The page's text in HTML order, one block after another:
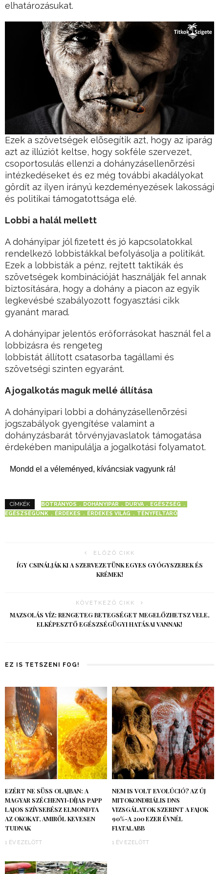
elhatározásukat.
Ezek a szövetségek elõsegítik azt, hogy az iparág
azt az illúziót keltse, hogy sokféle szervezet,
csoportosulás ellenzi a dohányzásellenõrzési
intézkedéseket és ez még további akadályokat
gördít az ilyen irányú kezdeményezések lakossági
és politikai támogatottsága elé.
Lobbi a halál mellett
A dohányipar jól fizetett és jó kapcsolatokkal
rendelkező lobbistákkal befolyásolja a politikát.
Ezek a lobbisták a pénz, rejtett taktikák és
szövetségek kombinációját használják fel annak
biztosítására, hogy a dohány a piacon az egyik
legkevésbé szabályozott fogyasztási cikk
gyanánt marad.
A dohányipar jelentős erőforrásokat használ fel a
lobbizásra és rengeteg
lobbistát állított csatasorba tagállami és
szövetségi szinten egyaránt.
A jogalkotás maguk mellé állítása
A dohányipari lobbi a dohányzásellenõrzési
jogszabályok gyengítése valamint a
dohányzásbarát törvényjavaslatok támogatása
érdekében manipulálja a jogalkotási folyamatot.
Mondd el a véleményed, kíváncsiak vagyunk rá!
CÍMKÉK BOTRÁNYOS DOHÁNYIPAR DURVA
EGÉSZSÉG
EGÉSZSÉGÜNK
ÉRDEKES ÉRDEKES VILÁG TÉNYFELTÁRÓ
ELŐZŐ CIKK
ÍGY CSINÁLJÁK KI A SZERVEZETÜNK EGYES GYÓGYSZEREK ÉS
KRÉMEK!
KÖVETKEZŐ CIKK
MAZSOLÁS VÍZ: RENGETEG BETEGSÉGET MEGELŐZHETSZ VELE,
ELKÉPESZTŐ EGÉSZSÉGÜGYI HATÁSAI VANNAK!
EZ IS TETSZENI FOG!
EZÉRT NE SÜSS OLAJBAN: A
MAGYAR SZÉCHENYI-DÍJAS PAPP
LAJOS SZÍVSEBÉSZ ELMONDTA
AZ OKOKAT, AMIRŐL KEVESEN
TUDNAK
1 ÉV EZELŐTT
NEM IS VOLT EVOLÚCIÓ? AZ ÚJ
MITOKONDRIÁLIS DNS
VIZSGÁLATOK SZERINT A FAJOK
90%-A 200 EZER ÉVNÉL
FIATALABB
1 ÉV EZELŐTT